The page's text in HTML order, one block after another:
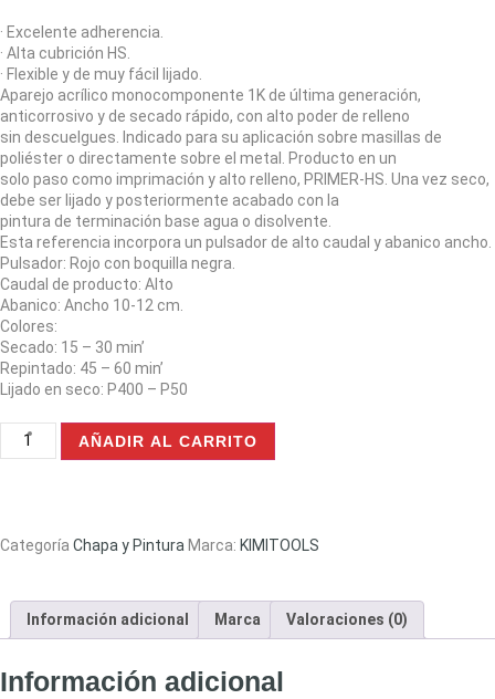
· Excelente adherencia.
· Alta cubrición HS.
· Flexible y de muy fácil lijado.
Aparejo acrílico monocomponente 1K de última generación,
anticorrosivo y de secado rápido, con alto poder de relleno
sin descuelgues. Indicado para su aplicación sobre masillas de
poliéster o directamente sobre el metal. Producto en un
solo paso como imprimación y alto relleno, PRIMER-HS. Una vez seco,
debe ser lijado y posteriormente acabado con la
pintura de terminación base agua o disolvente.
Esta referencia incorpora un pulsador de alto caudal y abanico ancho.
Pulsador: Rojo con boquilla negra.
Caudal de producto: Alto
Abanico: Ancho 10-12 cm.
Colores:
Secado: 15 – 30 min’
Repintado: 45 – 60 min’
Lijado en seco: P400 – P50
AÑADIR AL CARRITO
Categoría Chapa y Pintura Marca: KIMITOOLS
Información adicional Marca Valoraciones (0)
Información adicional